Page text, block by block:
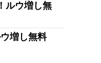
ルウ増し無
増し無料